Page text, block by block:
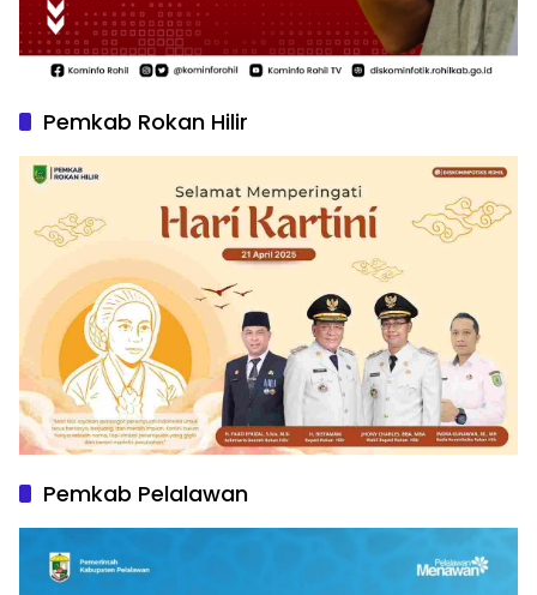
Pemkab Rokan Hilir
Pemkab Pelalawan